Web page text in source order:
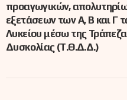
προαγωγικών,
εξετάσεων των Α, Β και Γ
Λυκείου μέσω της
Δυσκολίας (Τ.Θ.Δ.Δ.)